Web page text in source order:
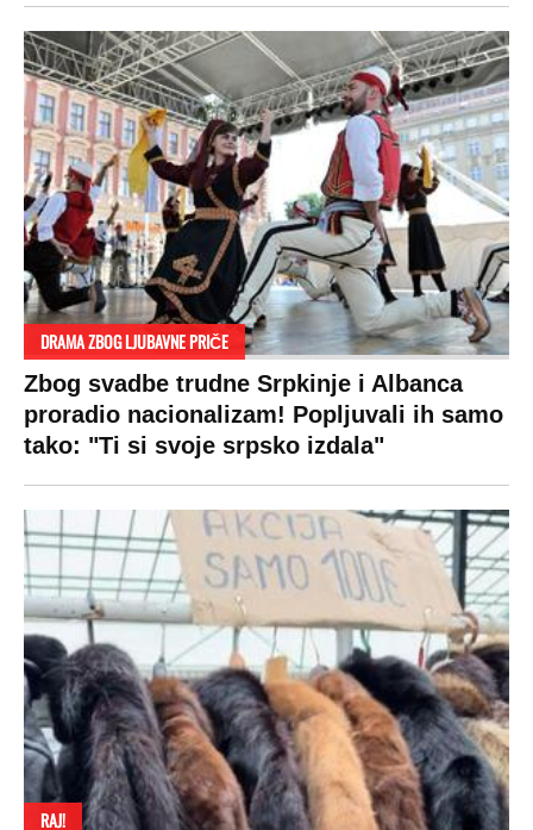
DRAMA ZBOG LJUBAVNE PRIČE
Zbog svadbe trudne Srpkinje i Albanca
proradio nacionalizam! Popljuvali ih samo
tako: "Ti si svoje srpsko izdala"
RAJ!